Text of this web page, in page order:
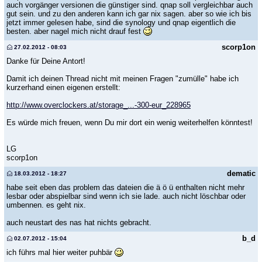
auch vorgänger versionen die günstiger sind. qnap soll vergleichbar auch
gut sein. und zu den anderen kann ich gar nix sagen. aber so wie ich bis
jetzt immer gelesen habe, sind die synology und qnap eigentlich die
besten. aber nagel mich nicht drauf fest
scorp1on
27.02.2012 - 08:03
Danke für Deine Antort!
Damit ich deinen Thread nicht mit meinen Fragen "zumülle" habe ich
kurzerhand einen eigenen erstellt:
http://www.overclockers.at/storage_...-300-eur_228965
Es würde mich freuen, wenn Du mir dort ein wenig weiterhelfen könntest!
LG
scorp1on
dematic
18.03.2012 - 18:27
habe seit eben das problem das dateien die ä ö ü enthalten nicht mehr
lesbar oder abspielbar sind wenn ich sie lade. auch nicht löschbar oder
umbennen. es geht nix.
auch neustart des nas hat nichts gebracht.
b_d
02.07.2012 - 15:04
ich führs mal hier weiter puhbär